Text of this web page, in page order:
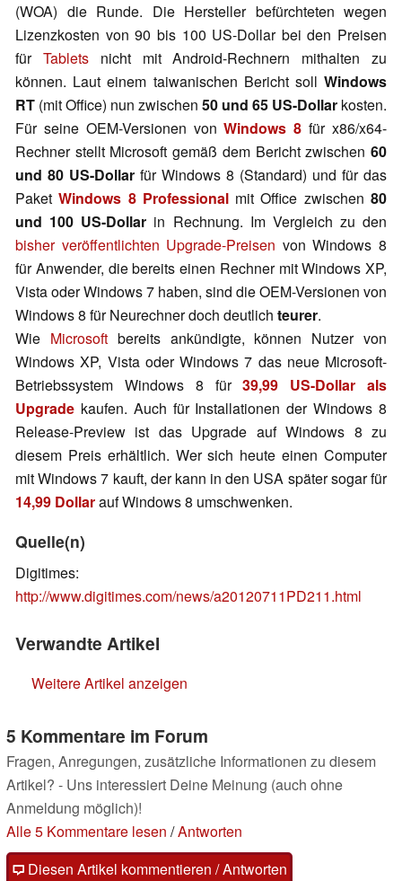
(WOA) die Runde. Die Hersteller befürchteten wegen
Lizenzkosten von 90 bis 100 US-Dollar bei den Preisen
für Tabletsnicht mit Android-Rechnern mithalten zu
können. Laut einem taiwanischen Bericht soll Windows
RT (mit Office) nun zwischen 50 und 65 US-Dollar kosten.
Für seine OEM-Versionen vonWindows 8 für x86/x64-
Rechner stellt Microsoft gemäß dem Bericht zwischen 60
und 80 US-Dollar für Windows 8 (Standard) und für das
PaketWindows 8 Professionalmit Office zwischen80
und 100 US-Dollar in Rechnung. Im Vergleich zu den
bisher veröffentlichten Upgrade-Preisen von Windows 8
für Anwender, die bereits einen Rechner mit Windows XP,
Vista oder Windows 7 haben, sind die OEM-Versionen von
Windows 8 für Neurechner doch deutlich teurer.
Wie Microsoftbereits ankündigte, können Nutzer von
Windows XP, Vista oder Windows 7 das neue Microsoft-
Betriebssystem Windows 8 für39,99 US-Dollar als
Upgrade kaufen. Auch für Installationen der Windows 8
Release-Preview ist das Upgrade auf Windows 8 zu
diesem Preis erhältlich. Wer sich heute einen Computer
mit Windows 7 kauft, der kann in den USA später sogar für
14,99 Dollarauf Windows 8 umschwenken.
Quelle(n)
Digitimes:
http://www.digitimes.com/news/a20120711PD211.html
Verwandte Artikel
Weitere Artikel anzeigen
5 Kommentare im Forum
Fragen, Anregungen, zusätzliche Informationen zu diesem
Artikel? - Uns interessiert Deine Meinung (auch ohne
Anmeldung möglich)!
Alle 5 Kommentare lesen /Antworten
Diesen Artikel kommentieren / Antworten